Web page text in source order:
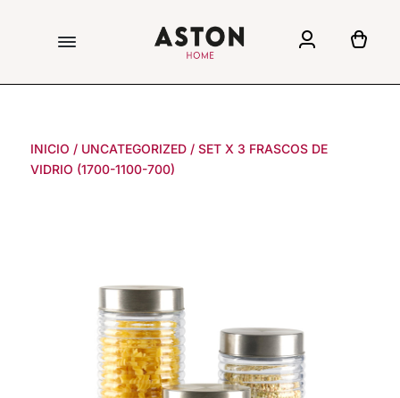
INICIO / UNCATEGORIZED/ SET X 3 FRASCOS DE
VIDRIO (1700-1100-700)